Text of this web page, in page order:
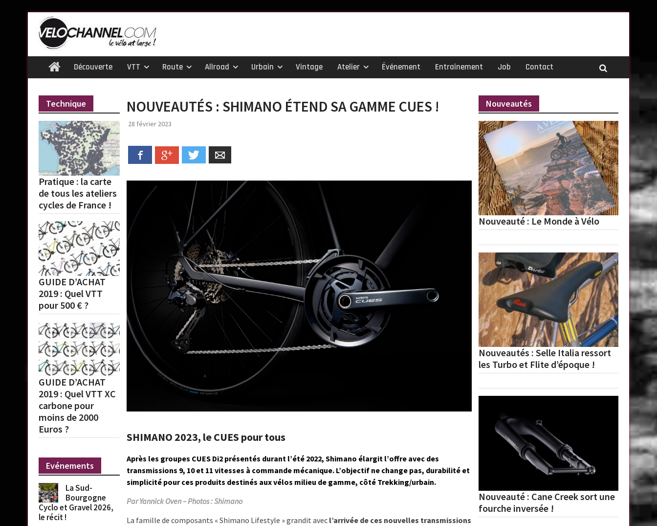
content
HomeDécouverte VTT Route Allroad Urbain Vintage Atelier Événement Entraînement Job Contact
NOUVEAUTÉS : SHIMANO ÉTEND SA GAMME CUES !
28 février 2023
FacebookGoogle+ Twitter
SHIMANO 2023, le CUES pour tous
Après les groupes CUES Di2 présentés durant l’été 2022, Shimano élargit l’offre avec des
transmissions 9, 10 et 11 vitesses à commande mécanique. L’objectif ne change pas, durabilité et
simplicité pour ces produits destinés aux vélos milieu de gamme, côté Trekking/urbain.
Par Yannick Oven – Photos : Shimano
La famille de composants « Shimano Lifestyle » grandit avec l’arrivée de ces nouvelles transmissions
Technique
Pratique : la carte
de tous les ateliers
cycles de France !
GUIDE D’ACHAT
2019 : Quel VTT
pour 500 € ?
GUIDE D’ACHAT
2019 : Quel VTT XC
carbone pour
moins de 2000
Euros ?
Evénements
La Sud-
Bourgogne
Cyclo et Gravel 2026,
le récit !
Nouveautés
Nouveauté : Le Monde à Vélo
Nouveautés : Selle Italia ressort
les Turbo et Flite d’époque !
Nouveauté : Cane Creek sort une
fourche inversée !